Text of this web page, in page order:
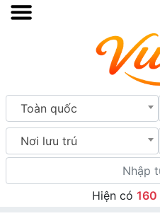
Toàn quốc
Nơi lưu trú
Hiện có 160